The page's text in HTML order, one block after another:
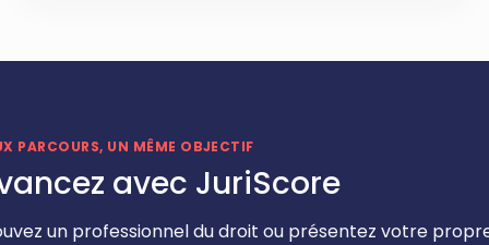
PARCOURS, UN MÊME OBJECTIF
avec JuriScore
un professionnel du droit ou présentez votre